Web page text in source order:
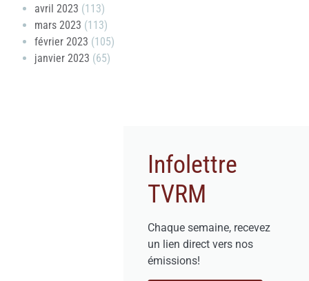
avril 2023 (113)
mars 2023 (113)
février 2023 (105)
janvier 2023 (65)
Infolettre
TVRM
Chaque semaine, recevez
un lien direct vers nos
émissions!